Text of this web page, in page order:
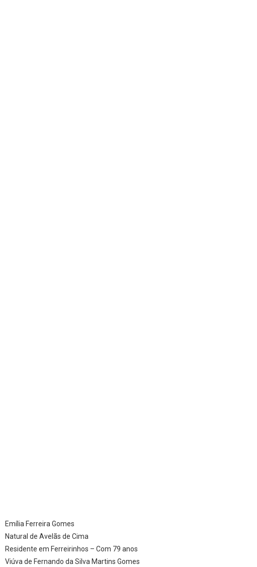
Emília Ferreira Gomes
Natural de Avelãs de Cima
Residente em Ferreirinhos – Com 79 anos
Viúva de Fernando da Silva Martins Gomes